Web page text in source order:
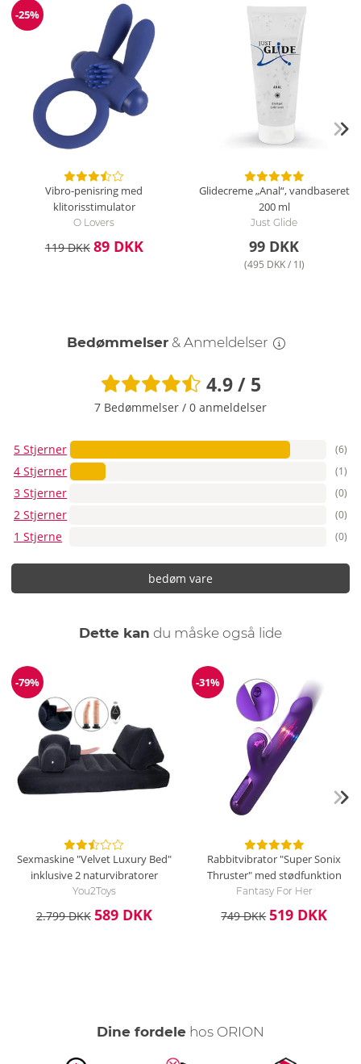
Rabat
-25%
Vibro-penisring med
klitorisstimulator
O Lovers
119 DKK 89 DKK
Glidecreme „Anal“, vandbaseret
200 ml
Just Glide
99 DKK
(495 DKK / 1l)
Bedømmelser & Anmeldelser
4.9 / 5
7 Bedømmelser / 0 anmeldelser
5 Stjerner (6)
4 Stjerner (1)
3 Stjerner (0)
2 Stjerner (0)
1 Stjerne (0)
bedøm vare
Dette kan du måske også lide
Rabat
-79%
Sexmaskine "Velvet Luxury Bed"
inklusive 2 naturvibratorer
You2Toys
2.799 DKK 589 DKK
Rabat
-31%
Rabbitvibrator "Super Sonix
Thruster" med stødfunktion
Fantasy For Her
749 DKK 519 DKK
Dine fordele hos ORION